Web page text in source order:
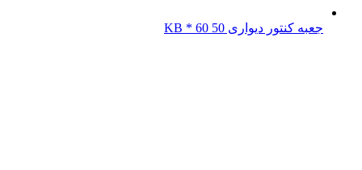
جعبه کنتور دیواری KB * 60 50